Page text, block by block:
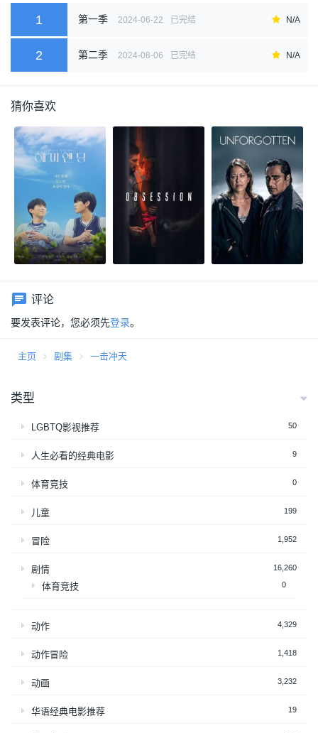
1 第一季 2024-06-22 已完结 N/A
2 第二季 2024-08-06 已完结 N/A
猜你喜欢
评论
要发表评论，您必须先登录。
主页 剧集 一击冲天
类型
LGBTQ影视推荐 50
人生必看的经典电影 9
体育竞技 0
儿童 199
冒险 1,952
剧情 16,260
体育竞技 0
动作 4,329
动作冒险 1,418
动画 3,232
华语经典电影推荐 19